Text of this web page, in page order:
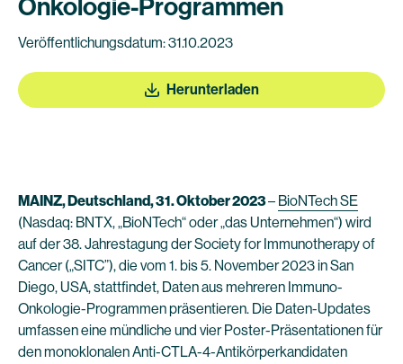
Onkologie-Programmen
Veröffentlichungsdatum: 31.10.2023
Herunterladen
MAINZ, Deutschland, 31. Oktober 2023– BioNTech SE
(Nasdaq: BNTX, „BioNTech“ oder „das Unternehmen“) wird
auf der 38. Jahrestagung der Society for Immunotherapy of
Cancer („SITC”), die vom 1. bis 5. November 2023 in San
Diego, USA, stattfindet, Daten aus mehreren Immuno-
Onkologie-Programmen präsentieren. Die Daten-Updates
umfassen eine mündliche und vier Poster-Präsentationen für
den monoklonalen Anti-CTLA-4-Antikörperkandidaten